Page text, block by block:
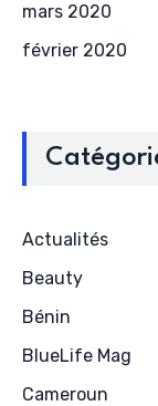
mars 2020
février 2020
Actualités
Beauty
Bénin
BlueLife Mag
Cameroun